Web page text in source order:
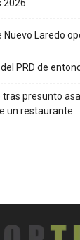
2026
Nuevo Laredo
PRD de
presunto
un restaurante